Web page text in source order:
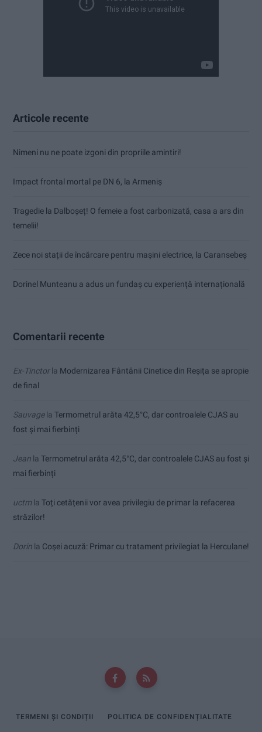
Articole recente
Nimeni nu ne poate izgoni din propriile amintiri!
Impact frontal mortal pe DN 6, la Armeniș
Tragedie la Dalboşeț! O femeie a fost carbonizată, casa a ars din
temelii!
Zece noi stații de încărcare pentru mașini electrice, la Caransebeș
Dorinel Munteanu a adus un fundaș cu experiență internațională
Comentarii recente
Ex-Tinctorla Modernizarea Fântânii Cinetice din Reșița se apropie
de final
Sauvagela Termometrul arăta 42,5°C, dar controalele CJAS au
fost și mai fierbinți
Jean la Termometrul arăta 42,5°C, dar controalele CJAS au fost și
mai fierbinți
uctmla Toți cetățenii vor avea privilegiu de primar la refacerea
străzilor!
Dorin la Coșei acuză: Primar cu tratament privilegiat la Herculane!
TERMENI ȘI CONDIȚII POLITICA DE CONFIDENȚIALITATE